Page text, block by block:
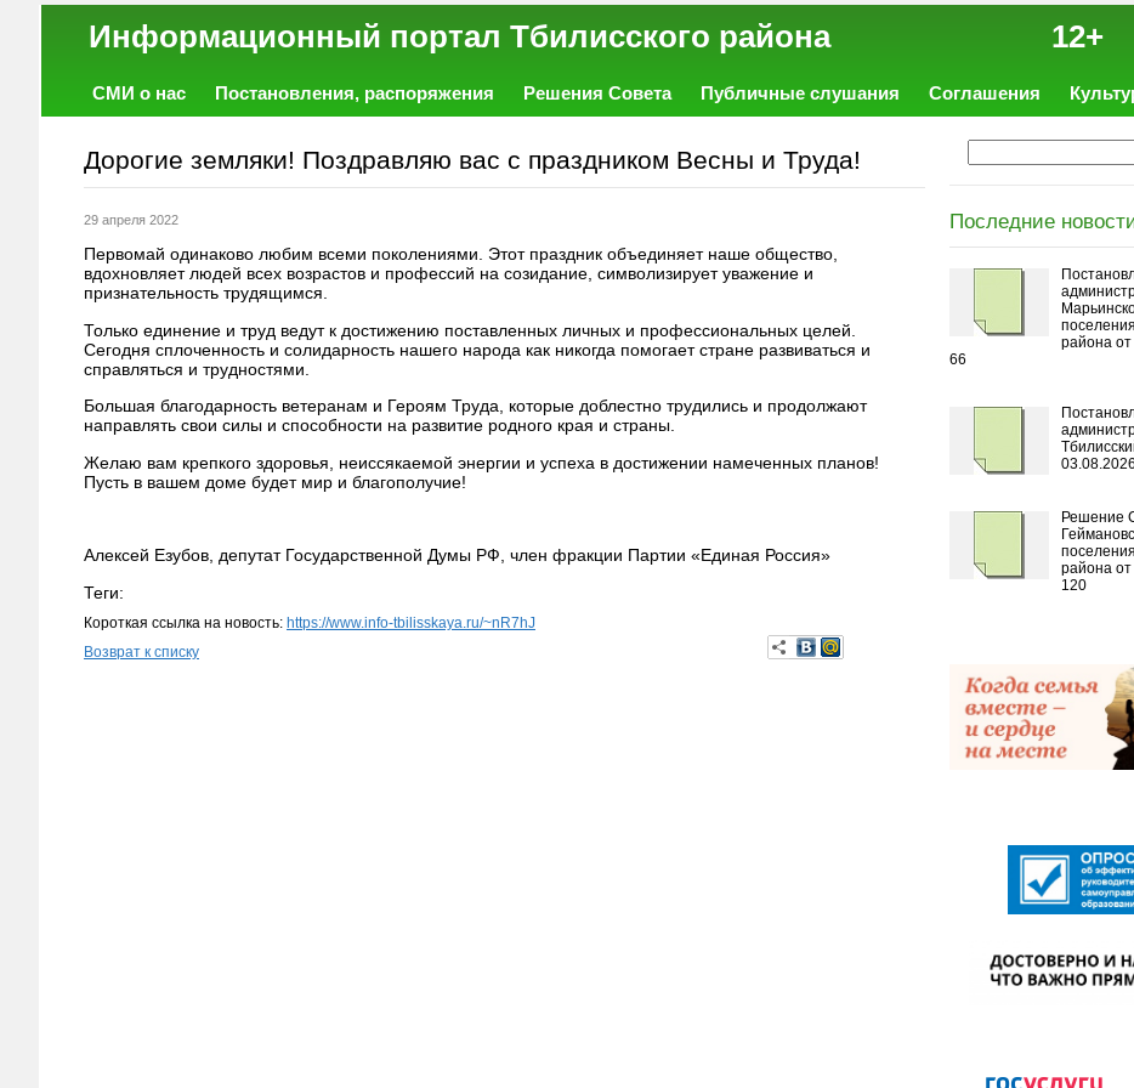
Информационный портал Тбилисского района 12+
СМИ о нас Постановления, распоряжения Решения Совета Публичные слушания Соглашения
Дорогие земляки! Поздравляю вас с праздником Весны и Труда!
29 апреля 2022
Первомай одинаково любим всеми поколениями. Этот праздник объединяет наше общество,
вдохновляет людей всех возрастов и профессий на созидание, символизирует уважение и
признательность трудящимся.
Только единение и труд ведут к достижению поставленных личных и профессиональных целей.
Сегодня сплоченность и солидарность нашего народа как никогда помогает стране развиваться и
справляться и трудностями.
Большая благодарность ветеранам и Героям Труда, которые доблестно трудились и продолжают
направлять свои силы и способности на развитие родного края и страны.
Желаю вам крепкого здоровья, неиссякаемой энергии и успеха в достижении намеченных планов!
Пусть в вашем доме будет мир и благополучие!
Алексей Езубов, депутат Государственной Думы РФ, член фракции Партии «Единая Россия»
Теги:
Короткая ссылка на новость: https://www.info-tbilisskaya.ru/~nR7hJ
Возврат к списку
Последние
района
66
Решение
района
120